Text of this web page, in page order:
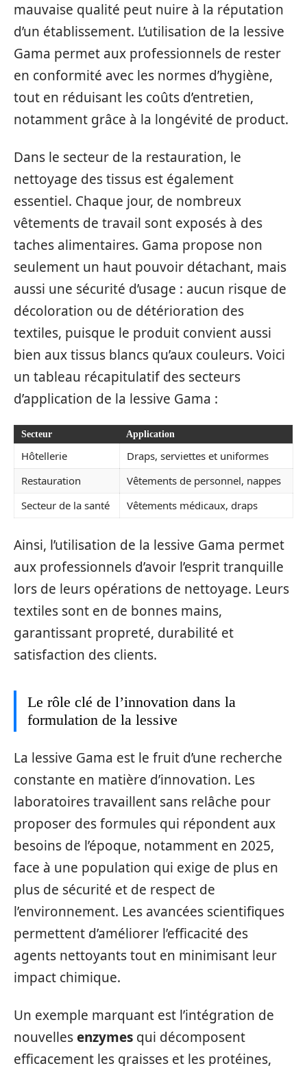
mauvaise qualité peut nuire à la réputation
d’un établissement. L’utilisation de la lessive
Gama permet aux professionnels de rester
en conformité avec les normes d’hygiène,
tout en réduisant les coûts d’entretien,
notamment grâce à la longévité de product.
Dans le secteur de la restauration, le
nettoyage des tissus est également
essentiel. Chaque jour, de nombreux
vêtements de travail sont exposés à des
taches alimentaires. Gama propose non
seulement un haut pouvoir détachant, mais
aussi une sécurité d’usage : aucun risque de
décoloration ou de détérioration des
textiles, puisque le produit convient aussi
bien aux tissus blancs qu’aux couleurs. Voici
un tableau récapitulatif des secteurs
d’application de la lessive Gama :
Secteur Application
Hôtellerie
Draps, serviettes et uniformes
Restauration
Vêtements de personnel, nappes
Secteur de la santé
Vêtements médicaux, draps
Ainsi, l’utilisation de la lessive Gama permet
aux professionnels d’avoir l’esprit tranquille
lors de leurs opérations de nettoyage. Leurs
textiles sont en de bonnes mains,
garantissant propreté, durabilité et
satisfaction des clients.
Le rôle clé de l’innovation dans la
formulation de la lessive
La lessive Gama est le fruit d’une recherche
constante en matière d’innovation. Les
laboratoires travaillent sans relâche pour
proposer des formules qui répondent aux
besoins de l’époque, notamment en 2025,
face à une population qui exige de plus en
plus de sécurité et de respect de
l’environnement. Les avancées scientifiques
permettent d’améliorer l’efficacité des
agents nettoyants tout en minimisant leur
impact chimique.
Un exemple marquant est l’intégration de
nouvellesenzymes qui décomposent
efficacement les graisses et les protéines,